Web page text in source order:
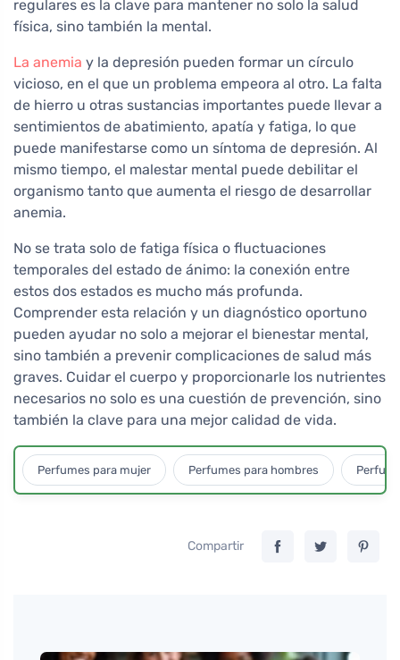
regulares es la clave para mantener no solo la salud
física, sino también la mental.
La anemia y la depresión pueden formar un círculo
vicioso, en el que un problema empeora al otro. La falta
de hierro u otras sustancias importantes puede llevar a
sentimientos de abatimiento, apatía y fatiga, lo que
puede manifestarse como un síntoma de depresión. Al
mismo tiempo, el malestar mental puede debilitar el
organismo tanto que aumenta el riesgo de desarrollar
anemia.
No se trata solo de fatiga física o fluctuaciones
temporales del estado de ánimo: la conexión entre
estos dos estados es mucho más profunda.
Comprender esta relación y un diagnóstico oportuno
pueden ayudar no solo a mejorar el bienestar mental,
sino también a prevenir complicaciones de salud más
graves. Cuidar el cuerpo y proporcionarle los nutrientes
necesarios no solo es una cuestión de prevención, sino
también la clave para una mejor calidad de vida.
Perfumes para mujer Perfumes para hombres
Compartir